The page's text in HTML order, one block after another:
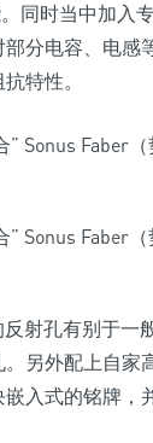
同时当中加入
分电容、电感
特性。
射孔有别于一
另外配上自家
入式的铭牌，